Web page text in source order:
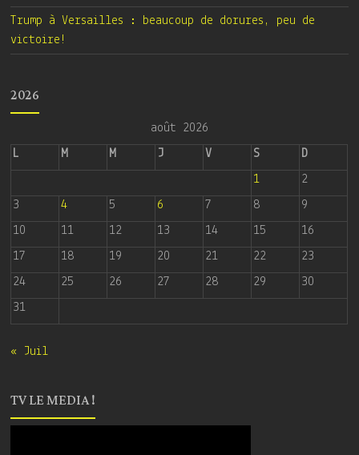
Trump à Versailles : beaucoup de dorures, peu de
victoire!
2026
août 2026
L
M M J V S
D
1
2
3
4 5 6 7 8
9
10
11 12 13 14 15
16
17
18 19 20 21 22
23
24
25 26 27 28 29
30
31
« Juil
TV LE MEDIA !